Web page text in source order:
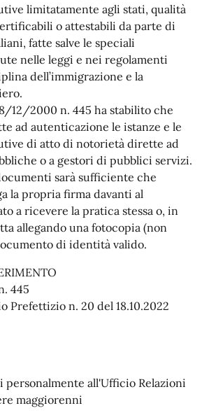
limitatamente agli stati, qualità
o attestabili da parte di
fatte salve le speciali
nelle leggi e nei regolamenti
dell’immigrazione e la
12/2000 n. 445 ha stabilito che
ad autenticazione le istanze e le
di atto di notorietà dirette ad
o a gestori di pubblici servizi.
sarà sufficiente che
la propria firma davanti al
a ricevere la pratica stessa o, in
allegando una fotocopia (non
di identità valido.
445
Prefettizio n. 20 del 18.10.2022
all'Ufficio Relazioni
maggiorenni